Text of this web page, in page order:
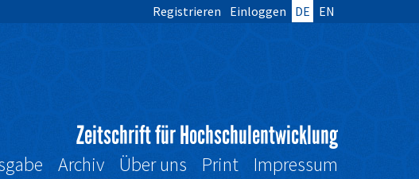
Registrieren Einloggen DE EN
Zeitschrift für Hochschulentwicklung
Archiv Über uns Print Impressum